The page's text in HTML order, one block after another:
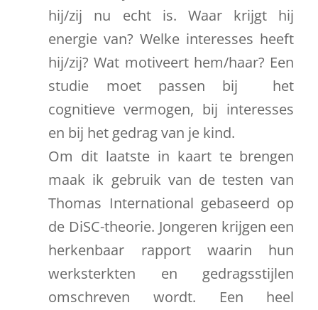
hij/zij nu echt is. Waar krijgt hij
energie van? Welke interesses heeft
hij/zij? Wat motiveert hem/haar? Een
studie moet passen bij het
cognitieve vermogen, bij interesses
en bij het gedrag van je kind.
Om dit laatste in kaart te brengen
maak ik gebruik van de testen van
Thomas International gebaseerd op
de DiSC-theorie. Jongeren krijgen een
herkenbaar rapport waarin hun
werksterkten en gedragsstijlen
omschreven wordt. Een heel